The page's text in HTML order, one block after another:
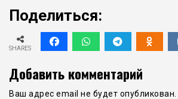
Поделиться:
SHARES
Добавить комментарий
Ваш адрес email не будет опубликован.